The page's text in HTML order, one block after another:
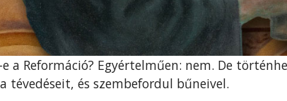
a Reformáció? Egyértelműen: nem. De
tévedéseit, és szembefordul bűneivel.